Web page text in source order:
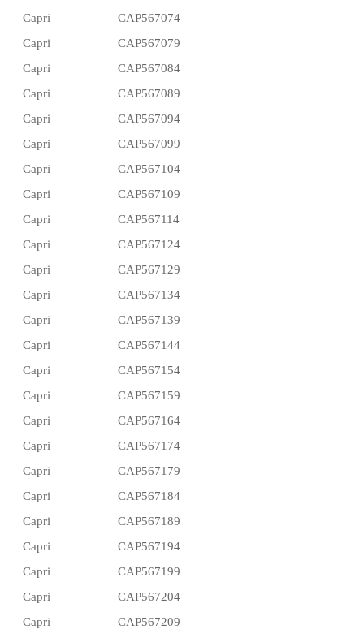
Capri
CAP567074
Capri
CAP567079
Capri
CAP567084
Capri
CAP567089
Capri
CAP567094
Capri
CAP567099
Capri
CAP567104
Capri
CAP567109
Capri
CAP567114
Capri
CAP567124
Capri
CAP567129
Capri
CAP567134
Capri
CAP567139
Capri
CAP567144
Capri
CAP567154
Capri
CAP567159
Capri
CAP567164
Capri
CAP567174
Capri
CAP567179
Capri
CAP567184
Capri
CAP567189
Capri
CAP567194
Capri
CAP567199
Capri
CAP567204
Capri
CAP567209